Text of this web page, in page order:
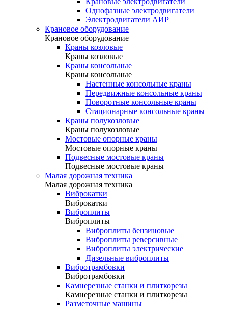
Однофазные электродвигатели
Электродвигатели АИР
Крановое оборудование
Крановое оборудование
Краны козловые
Краны козловые
Краны консольные
Краны консольные
Настенные консольные краны
Передвижные консольные краны
Поворотные консольные краны
Стационарные консольные краны
Краны полукозловые
Краны полукозловые
Мостовые опорные краны
Мостовые опорные краны
Подвесные мостовые краны
Подвесные мостовые краны
Малая дорожная техника
Малая дорожная техника
Виброкатки
Виброкатки
Виброплиты
Виброплиты
Виброплиты бензиновые
Виброплиты реверсивные
Виброплиты электрические
Дизельные виброплиты
Вибротрамбовки
Вибротрамбовки
Камнерезные станки и плиткорезы
Камнерезные станки и плиткорезы
Разметочные машины